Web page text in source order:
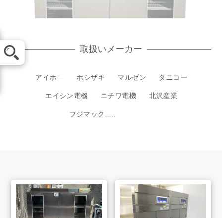
よくあるご質問
取扱いメーカー
アイホ― ホシザキ マルゼン タニコー
エイシン電機 ニチワ電機 北沢産業
フジマック.....